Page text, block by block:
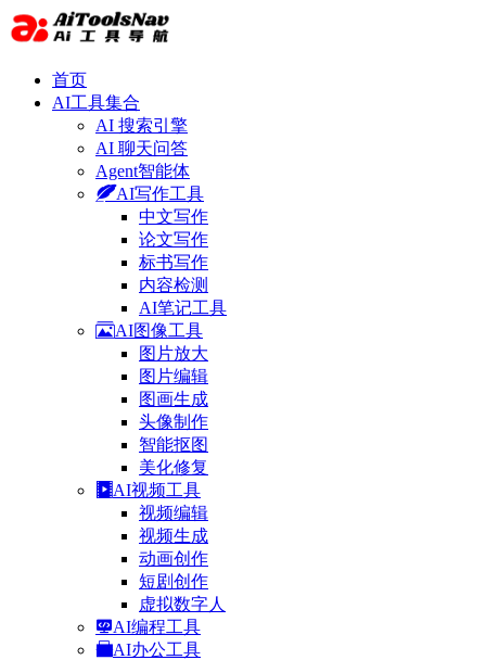
首页
AI工具集合
AI 搜索引擎
AI 聊天问答
Agent智能体
AI写作工具
中文写作
论文写作
标书写作
内容检测
AI笔记工具
AI图像工具
图片放大
图片编辑
图画生成
头像制作
智能抠图
美化修复
AI视频工具
视频编辑
视频生成
动画创作
短剧创作
虚拟数字人
AI编程工具
AI办公工具